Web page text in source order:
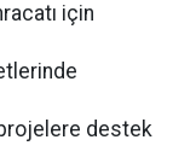
için
destek